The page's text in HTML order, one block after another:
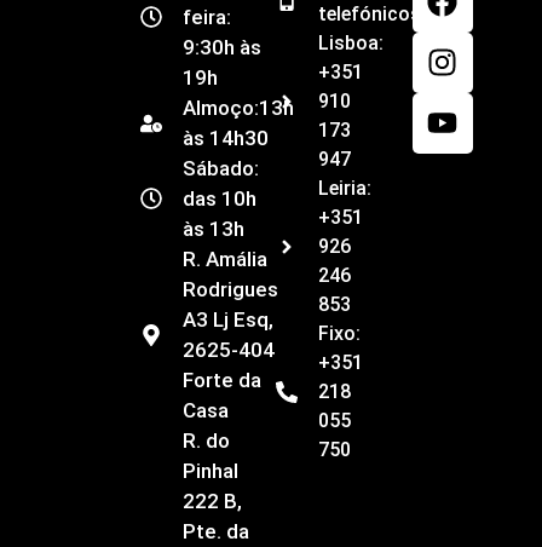
feira:
9:30h às
19h
Almoço:13h
às 14h30
Sábado:
das 10h
às 13h
R. Amália
Rodrigues
A3 Lj Esq,
2625-404
Forte da
Casa
R. do
Pinhal
222 B,
Pte. da
telefónicos
Lisboa:
+351
910
173
947
Leiria:
+351
926
246
853
Fixo:
+351
218
055
750